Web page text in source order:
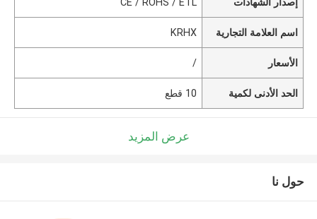
اسم العلامة التجارية KRHX
الأسعار /
الحد الأدنى لكمية 10 قطع
عرض المزيد
حول نا